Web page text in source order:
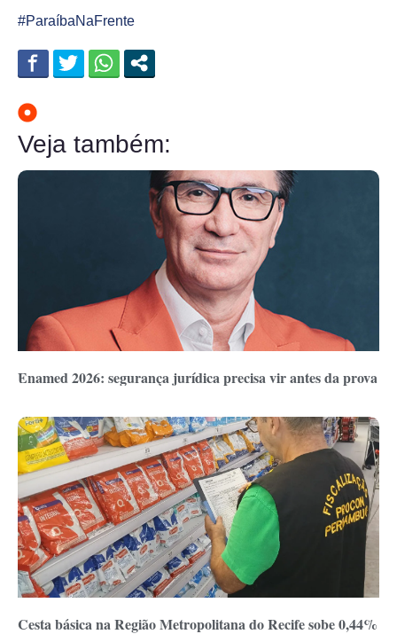
#ParaíbaNaFrente
Veja também:
Enamed 2026: segurança jurídica precisa vir antes da prova
Cesta básica na Região Metropolitana do Recife sobe 0,44%